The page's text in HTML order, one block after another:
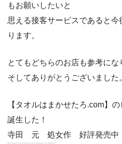
もお願いしたいと
思える接客サービスであると
ります。
とてもどちらのお店も参考にな
そしてありがとうございました
【タオルはまかせたろ.com】
誕生した！
寺田 元 処女作 好評発売中